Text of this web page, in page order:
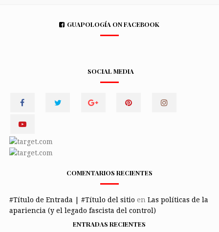
GUAPOLOGÍA ON FACEBOOK
SOCIAL MEDIA
COMENTARIOS RECIENTES
#Título de Entrada | #Título del sitio en Las políticas de la
apariencia (y el legado fascista del control)
ENTRADAS RECIENTES